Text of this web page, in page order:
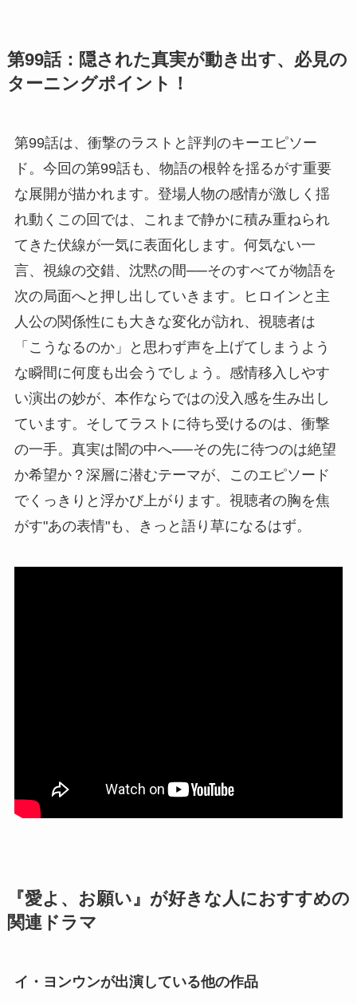
第99話：隠された真実が動き出す、必見の
ターニングポイント！
第99話は、衝撃のラストと評判のキーエピソー
ド。今回の第99話も、物語の根幹を揺るがす重要
な展開が描かれます。登場人物の感情が激しく揺
れ動くこの回では、これまで静かに積み重ねられ
てきた伏線が一気に表面化します。何気ない一
言、視線の交錯、沈黙の間──そのすべてが物語を
次の局面へと押し出していきます。ヒロインと主
人公の関係性にも大きな変化が訪れ、視聴者は
「こうなるのか」と思わず声を上げてしまうよう
な瞬間に何度も出会うでしょう。感情移入しやす
い演出の妙が、本作ならではの没入感を生み出し
ています。そしてラストに待ち受けるのは、衝撃
の一手。真実は闇の中へ──その先に待つのは絶望
か希望か？深層に潜むテーマが、このエピソード
でくっきりと浮かび上がります。視聴者の胸を焦
がす"あの表情"も、きっと語り草になるはず。
『愛よ、お願い』が好きな人におすすめの
関連ドラマ
イ・ヨンウンが出演している他の作品